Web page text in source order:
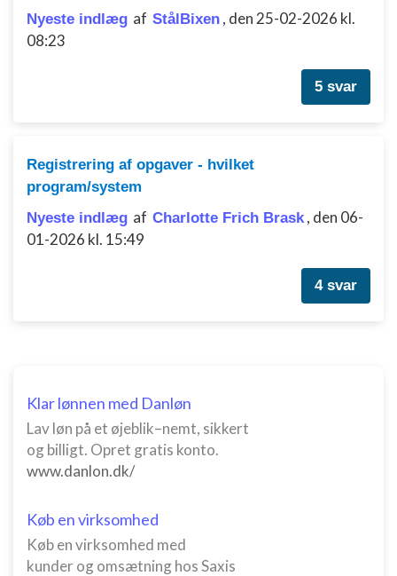
Nyeste indlæg af StålBixen , den 25-02-2026 kl.
08:23
5 svar
Registrering af opgaver - hvilket
program/system
Nyeste indlæg af Charlotte Frich Brask , den 06-
01-2026 kl. 15:49
4 svar
Klar lønnen med Danløn
Lav løn på et øjeblik–nemt, sikkert
og billigt. Opret gratis konto.
www.danlon.dk/
Køb en virksomhed
Køb en virksomhed med
kunder og omsætning hos Saxis